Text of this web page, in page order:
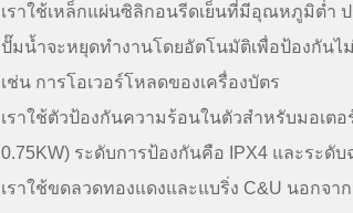
เราใช้เหล็กแผ่นซิลิกอนรีดเย็นที่มีอุณหภูมิต่ำ
ปั๊มน้ำจะหยุดทำงานโดยอัตโนมัติเพื่อป้องกันไ
เช่น การโอเวอร์โหลดของเครื่องบัตร
เราใช้ตัวป้องกันความร้อนในตัวสำหรับมอเตอ
0.75KW) ระดับการป้องกันคือ IPX4 และระดั
เราใช้ขดลวดทองแดงและแบริ่ง C&U นอกจ